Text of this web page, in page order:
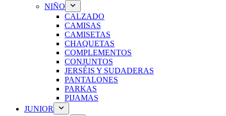
NIÑO
CALZADO
CAMISAS
CAMISETAS
CHAQUETAS
COMPLEMENTOS
CONJUNTOS
JERSÉIS Y SUDADERAS
PANTALONES
PARKAS
PIJAMAS
JUNIOR